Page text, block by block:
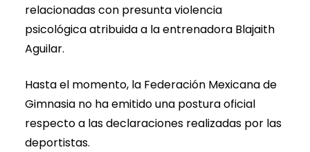
relacionadas con presunta violencia
psicológica atribuida a la entrenadora Blajaith
Aguilar.
Hasta el momento, la Federación Mexicana de
Gimnasia no ha emitido una postura oficial
respecto a las declaraciones realizadas por las
deportistas.